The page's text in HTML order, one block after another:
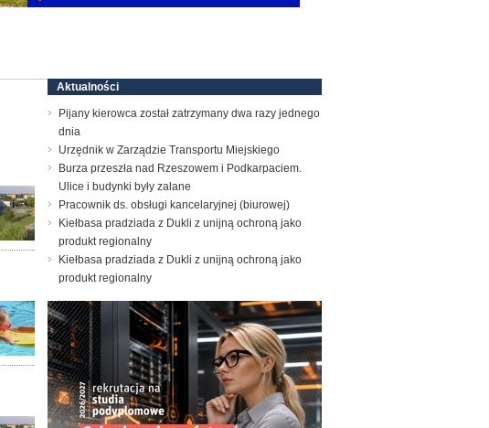
Aktualności
Pijany kierowca został zatrzymany dwa razy jednego
dnia
Urzędnik w Zarządzie Transportu Miejskiego
Burza przeszła nad Rzeszowem i Podkarpaciem.
Ulice i budynki były zalane
Pracownik ds. obsługi kancelaryjnej (biurowej)
Kiełbasa pradziada z Dukli z unijną ochroną jako
produkt regionalny
Kiełbasa pradziada z Dukli z unijną ochroną jako
produkt regionalny